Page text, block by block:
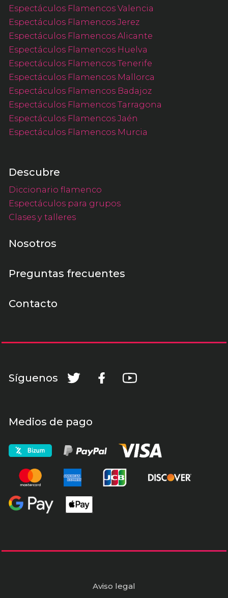
Espectáculos Flamencos Valencia
Espectáculos Flamencos Jerez
Espectáculos Flamencos Alicante
Espectáculos Flamencos Huelva
Espectáculos Flamencos Tenerife
Espectáculos Flamencos Mallorca
Espectáculos Flamencos Badajoz
Espectáculos Flamencos Tarragona
Espectáculos Flamencos Jaén
Espectáculos Flamencos Murcia
Descubre
Diccionario flamenco
Espectáculos para grupos
Clases y talleres
Nosotros
Preguntas frecuentes
Contacto
Síguenos
Medios de pago
Aviso legal